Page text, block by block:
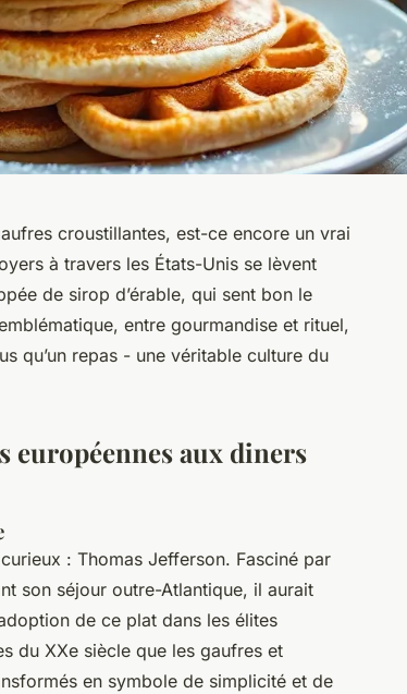
croustillantes, est-ce encore un vrai
à travers les États-Unis se lèvent
de sirop d’érable, qui sent bon le
entre gourmandise et rituel,
qu’un repas - une véritable culture du
européennes aux diners
: Thomas Jefferson. Fasciné par
son séjour outre-Atlantique, il aurait
de ce plat dans les élites
du XXe siècle que les gaufres et
en symbole de simplicité et de